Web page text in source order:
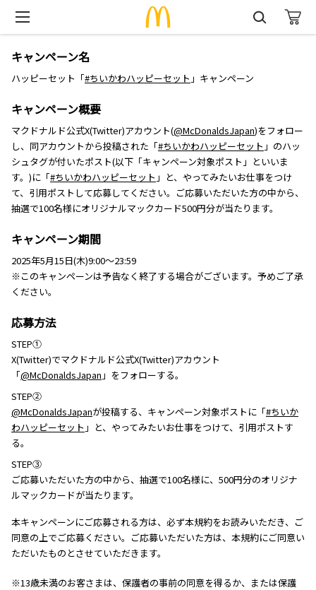
キャンペーン名
ハッピーセット「#ちいかわハッピーセット 」キャンペーン
キャンペーン概要
マクドナルド公式X(Twitter)アカウント(@McDonaldsJapan)をフォロー
し、同アカウントから投稿された「#ちいかわハッピーセット 」のハッ
シュタグが付いたポスト(以下「キャンペーン対象ポスト」といいま
す。)に「#ちいかわハッピーセット 」と、やってみたいお仕事をつけ
て、引用ポストして応募してください。ご応募いただいた方の中から、
抽選で100名様にオリジナルマックカード500円分が当たります。
キャンペーン期間
2025年5月15日(木)9:00～23:59
※このキャンペーンは予告なく終了する場合がございます。予めご了承
ください。
応募方法
STEP①
X(Twitter)でマクドナルド公式X(Twitter)アカウント
「@McDonaldsJapan 」をフォローする。
STEP②
@McDonaldsJapanが投稿する、キャンペーン対象ポストに「#ちいか
わハッピーセット 」と、やってみたいお仕事をつけて、引用ポストす
る。
STEP③
ご応募いただいた方の中から、抽選で100名様に、500円分のオリジナ
ルマックカードが当たります。
本キャンペーンにご応募される方は、必ず本規約をお読みいただき、ご
同意の上でご応募ください。ご応募いただいた方は、本規約にご同意い
ただいたものとさせていただきます。
※13歳未満のお客さまは、保護者の事前の同意を得るか、または保護